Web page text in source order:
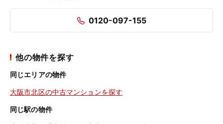
0120-097-155
他の物件を探す
同じエリアの物件
大阪市北区の中古マンションを探す
同じ駅の物件